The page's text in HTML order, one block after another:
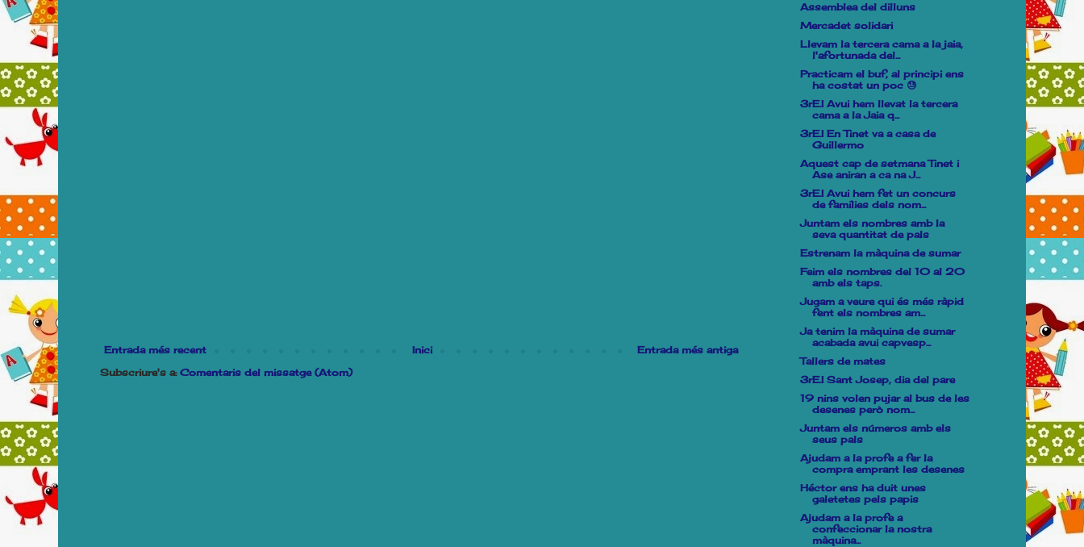
Entrada més recent Entrada més antiga
Inici
Subscriure's a: Comentaris del missatge (Atom)
Assemblea del dilluns
Mercadet solidari
Llevam la tercera cama a la jaia,
l'afortunada del...
Practicam el buf, al principi ens
ha costat un poc 😓
3rE.I Avui hem llevat la tercera
cama a la Jaia q...
3rE.I En Tinet va a casa de
Guillermo
Aquest cap de setmana Tinet i
Ase aniran a ca na J...
3rE.I Avui hem fet un concurs
de famílies dels nom...
Juntam els nombres amb la
seva quantitat de pals
Estrenam la màquina de sumar
Feim els nombres del 10 al 20
amb els taps.
Jugam a veure qui és més ràpid
fent els nombres am...
Ja tenim la màquina de sumar
acabada avui capvesp...
Tallers de mates
3rE.I Sant Josep, dia del pare
19 nins volen pujar al bus de les
desenes però nom...
Juntam els números amb els
seus pals
Ajudam a la profe a fer la
compra emprant les desenes
Héctor ens ha duit unes
galetetes pels papis
Ajudam a la profe a
confeccionar la nostra
màquina...